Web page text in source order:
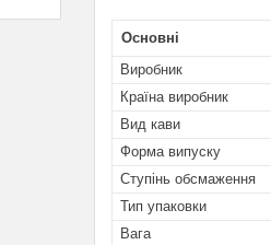
Основні
Виробник
Країна виробник
Вид кави
Форма випуску
Ступінь обсмаження
Тип упаковки
Вага